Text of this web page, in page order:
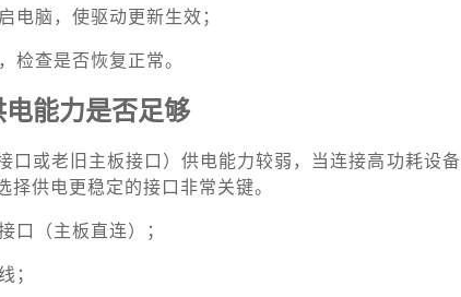
电脑，使驱动更新生效；
检查是否恢复正常。
能力是否足够
口或老旧主板接口）供电能力较弱，当连接高功耗设
供电更稳定的接口非常关键。
口（主板直连）；
；